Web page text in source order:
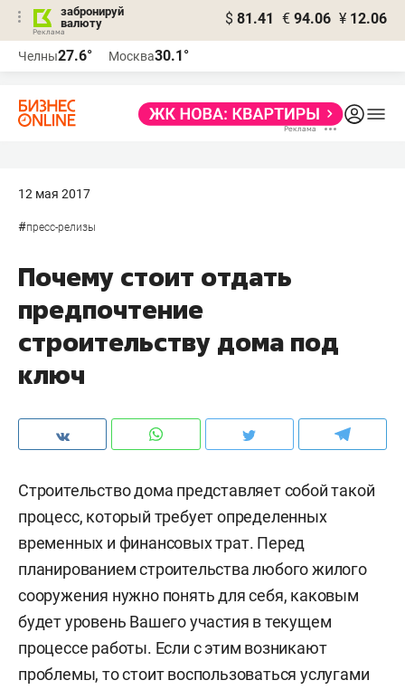
забронируй
валюту
$ 81.41 € 94.06 ¥ 12.06
Челны27.6° Москва30.1°
12 мая 2017
#пресс-релизы
Почему стоит отдать
предпочтение
строительству дома под
ключ
Строительство дома представляет собой такой
процесс, который требует определенных
временных и финансовых трат. Перед
планированием строительства любого жилого
сооружения нужно понять для себя, каковым
будет уровень Вашего участия в текущем
процессе работы. Если с этим возникают
проблемы, то стоит воспользоваться услугами